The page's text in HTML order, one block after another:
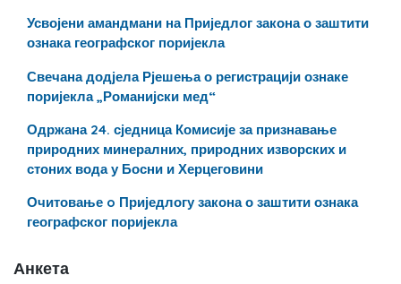
Усвојени амандмани на Приједлог закона о заштити
ознака географског поријекла
Свечана додјела Рјешења о регистрацији ознаке
поријекла „Романијски мед“
Одржана 24. сједница Комисије за признавање
природних минералних, природних изворских и
стоних вода у Босни и Херцеговини
Очитовање o Приједлогу закона о заштити ознака
географског поријекла
Анкета